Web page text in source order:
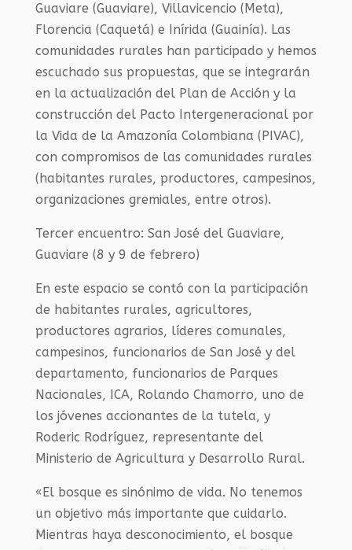
Guaviare (Guaviare), Villavicencio (Meta),
Florencia (Caquetá) e Inírida (Guainía). Las
comunidades rurales han participado y hemos
escuchado sus propuestas, que se integrarán
en la actualización del Plan de Acción y la
construcción del Pacto Intergeneracional por
la Vida de la Amazonía Colombiana (PIVAC),
con compromisos de las comunidades rurales
(habitantes rurales, productores, campesinos,
organizaciones gremiales, entre otros).
Tercer encuentro: San José del Guaviare,
Guaviare (8 y 9 de febrero)
En este espacio se contó con la participación
de habitantes rurales, agricultores,
productores agrarios, líderes comunales,
campesinos, funcionarios de San José y del
departamento, funcionarios de Parques
Nacionales, ICA, Rolando Chamorro, uno de
los jóvenes accionantes de la tutela, y
Roderic Rodríguez, representante del
Ministerio de Agricultura y Desarrollo Rural.
«El bosque es sinónimo de vida. No tenemos
un objetivo más importante que cuidarlo.
Mientras haya desconocimiento, el bosque